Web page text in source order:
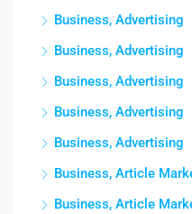
Business, Advertising
Business, Advertising
Business, Advertising
Business, Advertising
Business, Advertising
Business, Article
Business, Article